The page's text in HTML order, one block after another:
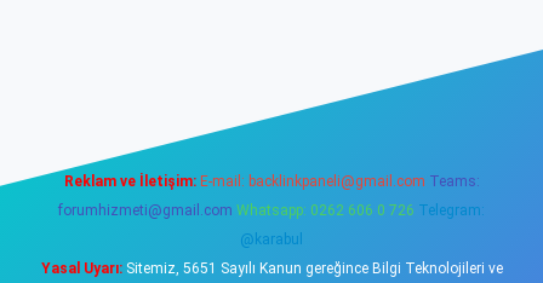
Reklam ve İletişim: E-mail: backlinkpaneli@gmail.com Teams:
forumhizmeti@gmail.com Whatsapp: 0262 606 0 726 Telegram:
@karabul
Yasal Uyarı:Sitemiz, 5651 Sayılı Kanun gereğince Bilgi Teknolojileri ve